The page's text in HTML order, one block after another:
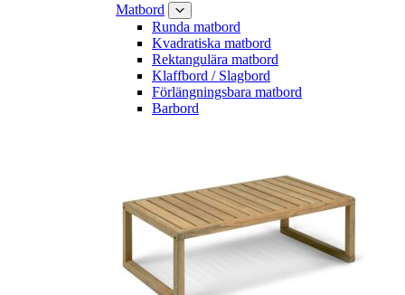
Matbord
Runda matbord
Kvadratiska matbord
Rektangulära matbord
Klaffbord / Slagbord
Förlängningsbara matbord
Barbord